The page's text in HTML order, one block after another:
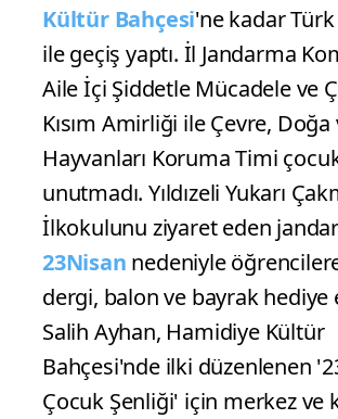
Kültür Bahçesi'ne kadar Türk
ile geçiş yaptı. İl Jandarma
Aile İçi Şiddetle Mücadele ve
Kısım Amirliği ile Çevre, Doğa
Hayvanları Koruma Timi
unutmadı. Yıldızeli Yukarı
İlkokulunu ziyaret eden
23Nisan nedeniyle
dergi, balon ve bayrak hediye
Salih Ayhan, Hamidiye Kültür
Bahçesi'nde ilki düzenlenen
Çocuk Şenliği' için merkez ve